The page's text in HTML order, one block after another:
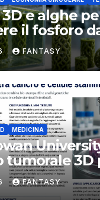
e alghe
il fosforo
progetto
FANTASY
MEDICINA
tumorale 3D
il dialogo tra
staminali
FANTASY